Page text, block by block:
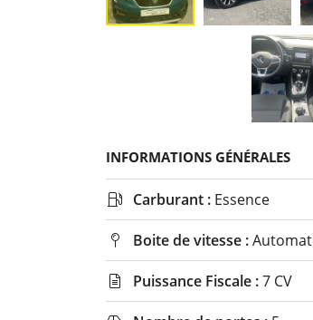
INFORMATIONS GÉNÉRALES
 Carburant : Essence
 Boite de vitesse :
 Puissance Fiscale :7 CV